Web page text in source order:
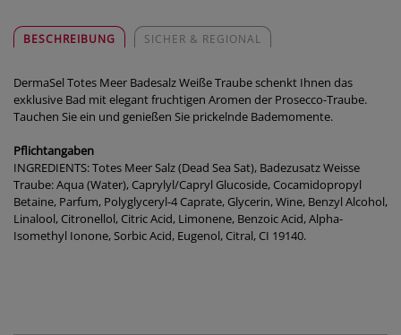
BESCHREIBUNG SICHER & REGIONAL
DermaSel Totes Meer Badesalz Weiße Traube schenkt Ihnen das
exklusive Bad mit elegant fruchtigen Aromen der Prosecco-Traube.
Tauchen Sie ein und genießen Sie prickelnde Bademomente.
Pflichtangaben
INGREDIENTS: Totes Meer Salz (Dead Sea Sat), Badezusatz Weisse
Traube: Aqua (Water), Caprylyl/Capryl Glucoside, Cocamidopropyl
Betaine, Parfum, Polyglyceryl-4 Caprate, Glycerin, Wine, Benzyl Alcohol,
Linalool, Citronellol, Citric Acid, Limonene, Benzoic Acid, Alpha-
Isomethyl Ionone, Sorbic Acid, Eugenol, Citral, CI 19140.